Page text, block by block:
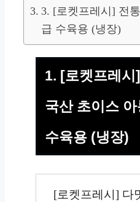
3. [로켓프레시] 전
급 수육용 (냉장)
1. [로켓프레시
국산 초이스
수육용 (냉장)
[로켓프레시] 다